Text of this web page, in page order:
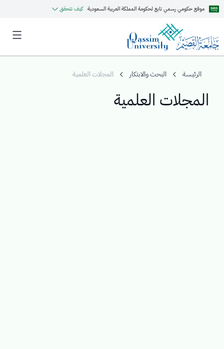
موقع حكومي رسمي تابع لحكومة المملكة العربية السعودية كيف تتحقق
الرئيسة البحث والابتكار المجلات العلمية
المجلات العلمية